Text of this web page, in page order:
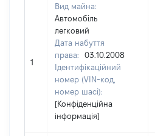
1
Вид майна:
Автомобіль
легковий
Дата набуття
права:
03.10.2008
Ідентифікаційний
номер (VIN-код,
номер шасі):
[Конфіденційна
інформація]